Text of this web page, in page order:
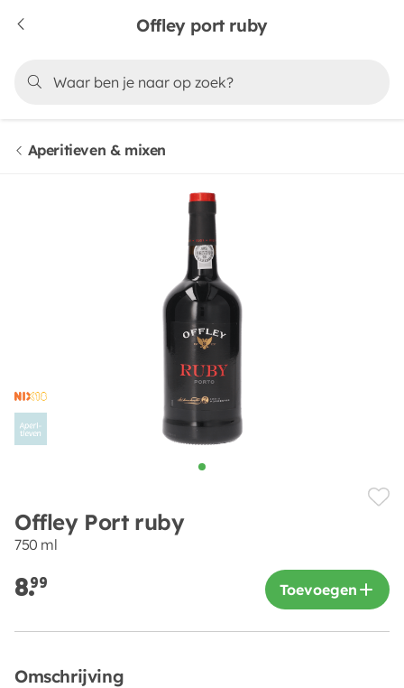
Offley port ruby
Aperitieven & mixen
Offley Port ruby
750 ml
8.99 Toevoegen
Omschrijving